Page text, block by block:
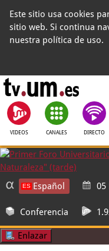
Este sitio usa cookies
sitio web. Si continua
nuestra política de uso.
VIDEOS CANALES DIRECTO
Español 05
Conferencia
Enlazar